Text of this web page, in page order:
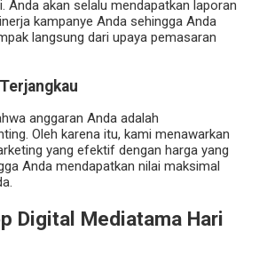
Anda akan selalu mendapatkan laporan
kampanye Anda sehingga Anda
langsung dari upaya pemasaran
anggaran Anda adalah
Oleh karena itu, kami menawarkan
yang efektif dengan harga yang
Anda mendapatkan nilai maksimal
Digital Mediatama Hari